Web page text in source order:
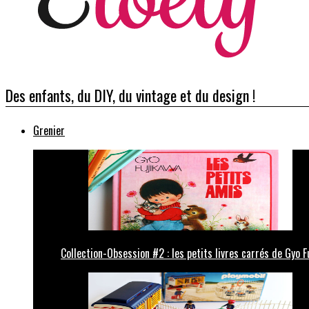
Des enfants, du DIY, du vintage et du design !
Grenier
Collection-Obsession #2 : les petits livres carrés de Gyo